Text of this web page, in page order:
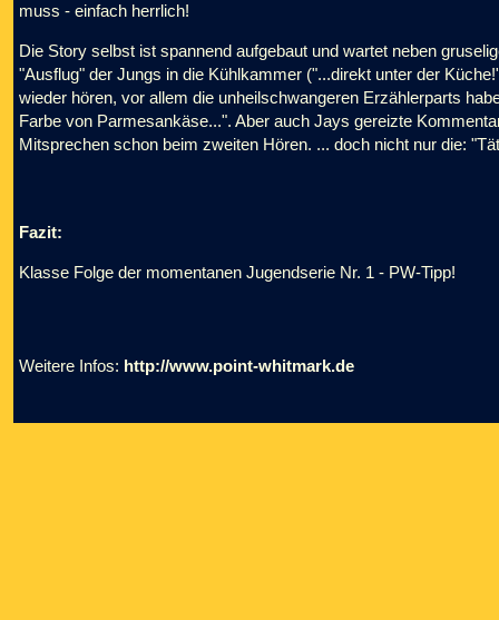
muss - einfach herrlich!
Die Story selbst ist spannend aufgebaut und wartet neben
"Ausflug" der Jungs in die Kühlkammer ("...direkt unter der
wieder hören, vor allem die unheilschwangeren Erzählerparts
Farbe von Parmesankäse...". Aber auch Jays gereizte
Mitsprechen schon beim zweiten Hören. ... doch nicht nur die:
Fazit:
Klasse Folge der momentanen Jugendserie Nr. 1 - PW-Tipp!
Weitere Infos: http://www.point-whitmark.de